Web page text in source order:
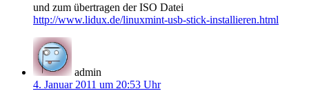
und zum übertragen der ISO Datei
http://www.lidux.de/linuxmint-usb-stick-installieren.html
admin
4. Januar 2011 um 20:53 Uhr